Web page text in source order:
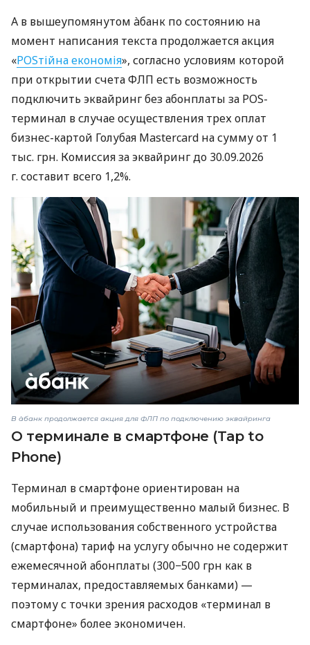
А в вышеупомянутом àбанк по состоянию на
момент написания текста продолжается акция
«POSтійна економія», согласно условиям которой
при открытии счета ФЛП есть возможность
подключить эквайринг без абонплаты за POS-
терминал в случае осуществления трех оплат
бизнес-картой Голубая Mastercard на сумму от 1
тыс. грн. Комиссия за эквайринг до 30.09.2026
г. составит всего 1,2%.
В àбанк продолжается акция для ФЛП по подключению эквайринга
О терминале в смартфоне (Tap to
Phone)
Терминал в смартфоне ориентирован на
мобильный и преимущественно малый бизнес. В
случае использования собственного устройства
(смартфона) тариф на услугу обычно не содержит
ежемесячной абонплаты (300−500 грн как в
терминалах, предоставляемых банками) —
поэтому с точки зрения расходов «терминал в
смартфоне» более экономичен.